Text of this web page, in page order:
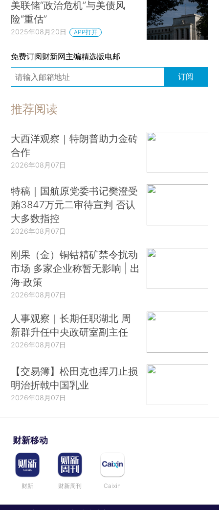
美联储“政治危机”与美债风
险“重估”
2025年08月20日 APP打开
免费订阅财新网主编精选版电邮
订阅
推荐阅读
大西洋观察｜特朗普助力金砖
合作
2026年08月07日
特稿｜国航原党委书记樊澄受
贿3847万元二审待宣判 否认
大多数指控
2026年08月07日
刚果（金）铜钴精矿禁令扰动
市场 多家企业称暂无影响 | 出
海·政策
2026年08月07日
人事观察｜长期任职湖北 周
新群升任中央政研室副主任
2026年08月07日
【交易簿】松田克也挥刀止损
明治折戟中国乳业
2026年08月07日
财新移动
财新 财新周刊 Caixin